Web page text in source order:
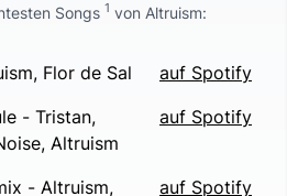
Songs 1 von Altruism:
Flor de Sal
auf Spotify
- Tristan,
Altruism
auf Spotify
- Altruism,
auf Spotify